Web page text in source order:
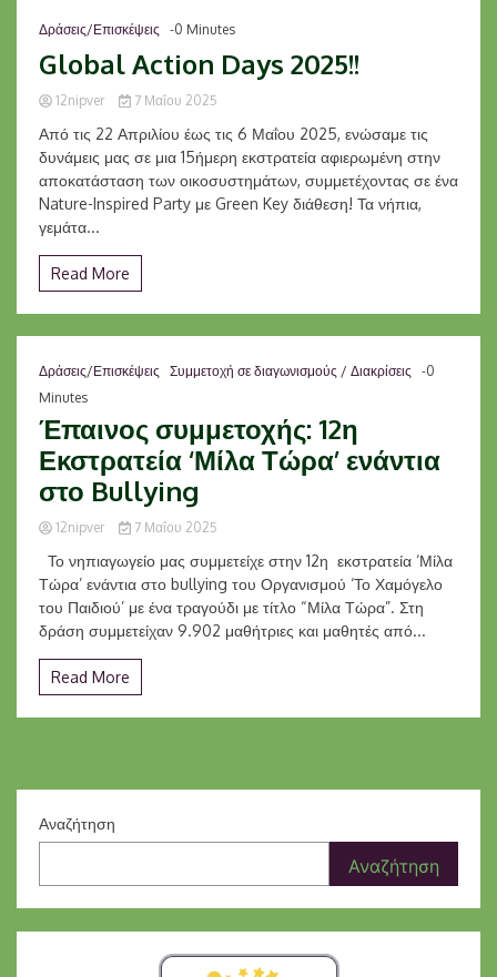
Δράσεις/Επισκέψεις -0 Minutes
Global Action Days 2025!!
12nipver 7 Μαΐου 2025
Από τις 22 Απριλίου έως τις 6 Μαΐου 2025, ενώσαμε τις
δυνάμεις μας σε μια 15ήμερη εκστρατεία αφιερωμένη στην
αποκατάσταση των οικοσυστημάτων, συμμετέχοντας σε ένα
Nature-Inspired Party με Green Key διάθεση! Τα νήπια,
γεμάτα...
Read More
Δράσεις/Επισκέψεις Συμμετοχή σε διαγωνισμούς / Διακρίσεις
-0
Minutes
Έπαινος συμμετοχής: 12η
Εκστρατεία ‘Μίλα Τώρα’ ενάντια
στο Bullying
12nipver 7 Μαΐου 2025
Το νηπιαγωγείο μας συμμετείχε στην 12η εκστρατεία ‘Μίλα
Τώρα’ ενάντια στο bullying του Οργανισμού ‘Το Χαμόγελο
του Παιδιού’ με ένα τραγούδι με τίτλο “Μίλα Τώρα”. Στη
δράση συμμετείχαν 9.902 μαθήτριες και μαθητές από...
Read More
Αναζήτηση
Αναζήτηση